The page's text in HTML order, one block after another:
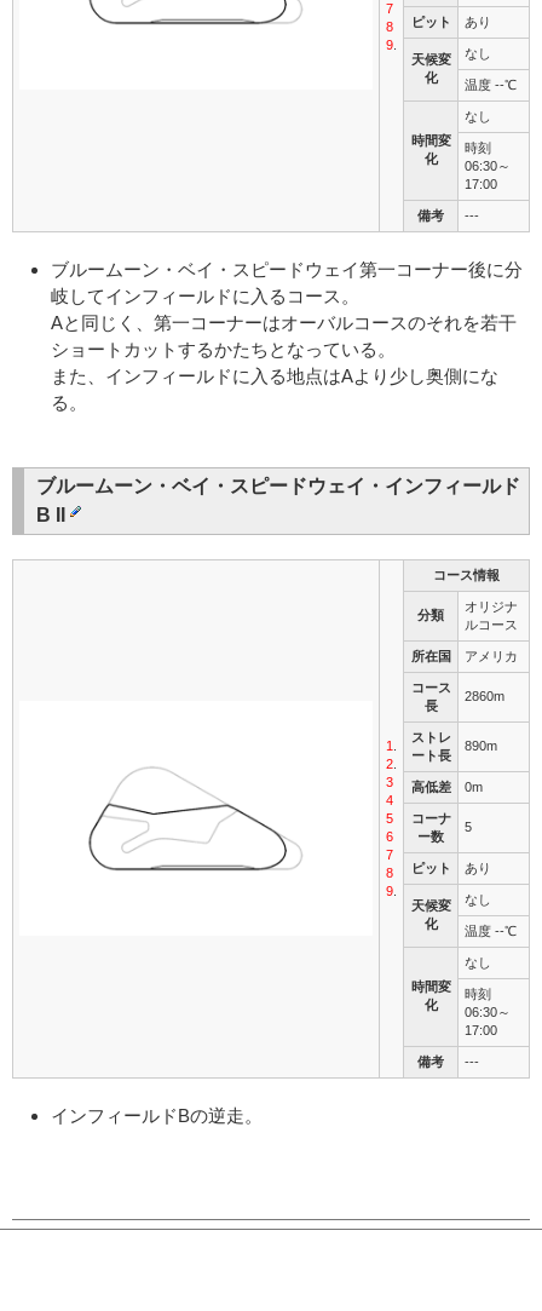
7
8
9
ピット あり
天候変
化
なし
温度 --℃
時間変
化
なし
時刻
06:30～
17:00
備考 ---
ブルームーン・ベイ・スピードウェイ第一コーナー後に分
岐してインフィールドに入るコース。
Aと同じく、第一コーナーはオーバルコースのそれを若干
ショートカットするかたちとなっている。
また、インフィールドに入る地点はAより少し奥側にな
る。
ブルームーン・ベイ・スピードウェイ・インフィールド
B II
1
2
3
4
5
6
7
8
9
コース情報
分類
オリジナ
ルコース
所在国 アメリカ
コース
長
2860m
ストレ
ート長
890m
高低差 0m
コーナ
ー数
5
ピット あり
天候変
化
なし
温度 --℃
時間変
化
なし
時刻
06:30～
17:00
備考 ---
インフィールドBの逆走。